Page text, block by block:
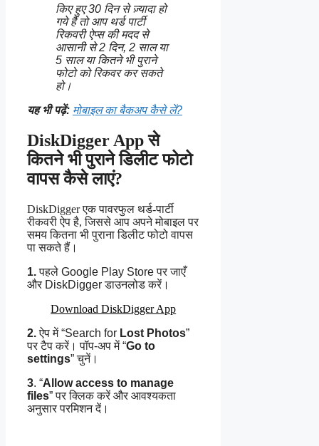
किए हुए 30 दिन से ज़्यादा हो
गये हैं तो आप थर्ड पार्टी
रिकवरी ऐप्स की मदद से
आसानी से 2 दिन, 2 साल या
5 साल या कितने भी पुराने
फोटो को रिकवर कर सकते
हो।
यह भी पढ़ें: मोबाइल का बैकअप कैसे लें?
DiskDigger App से
कितने भी पुराने डिलीट फोटो
वापस कैसे लाएं?
DiskDigger एक पावरफुल थर्ड‑पार्टी
रीकवरी ऐप है, जिससे आप अपने मोबाइल पर
समय कितना भी पुराना डिलीट फोटो वापस
पा सकते हैं।
1.पहले Google Play Store पर जाएँ
और DiskDigger डाउनलोड करें।
Download DiskDigger App
2.ऐप में “Search for Lost Photos”
पर टैप करें। पॉप‑अप में “Go to
settings” चुनें।
3. “Allow access to manage
files” पर क्लिक करें और आवश्यकता
अनुसार परमिशन दें।